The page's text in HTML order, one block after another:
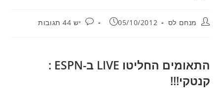
מחבר:מנחם לס פורסם:
05/10/2012 תגובות:
יש 44 תגובות
התאומים החליטו LIVE ב-ESPN :
קנטקי!!!